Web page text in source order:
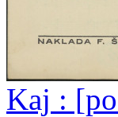
Kaj :